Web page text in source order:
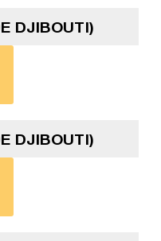
DJIBOUTI)
DJIBOUTI)